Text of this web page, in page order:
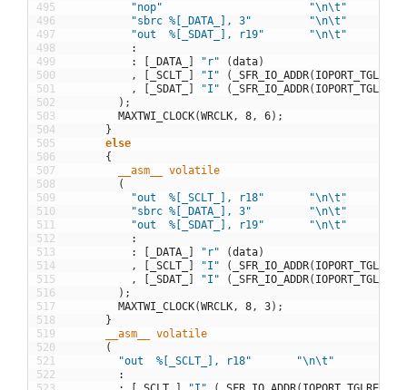
495
496
497
498
499
500
501
502
503
504
505
506
507
508
509
510
511
512
513
514
515
516
517
518
519
520
521
522
"nop"
"\n\t"
"sbrc %[_DATA_], 3"
"\n\t"
"out  %[_SDAT_], r19"
"\n\t"
:
:
_DATA_ "r" (data)
,
_SCLT_ "I" ( _SFR_IO_ADDR( IOPORT_TGLREG
,
_SDAT_ "I" ( _SFR_IO_ADDR( IOPORT_TGLREG
) ;
MAXTWI_CLOCK(WRCLK, 8, 6) ;
}
else
{
__asm__
volatile
(
"out  %[_SCLT_], r18"
"\n\t"
"sbrc %[_DATA_], 3"
"\n\t"
"out  %[_SDAT_], r19"
"\n\t"
:
:
_DATA_ "r" (data)
,
_SCLT_ "I" ( _SFR_IO_ADDR( IOPORT_TGLREG
,
_SDAT_ "I" ( _SFR_IO_ADDR( IOPORT_TGLREG
) ;
MAXTWI_CLOCK(WRCLK, 8, 3) ;
}
__asm__
volatile
(
"out  %[_SCLT_], r18"
"\n\t"
: